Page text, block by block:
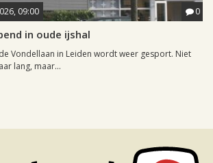
09:00 0
in oude ijshal
Vondellaan in Leiden wordt weer gesport. Niet
lang, maar...